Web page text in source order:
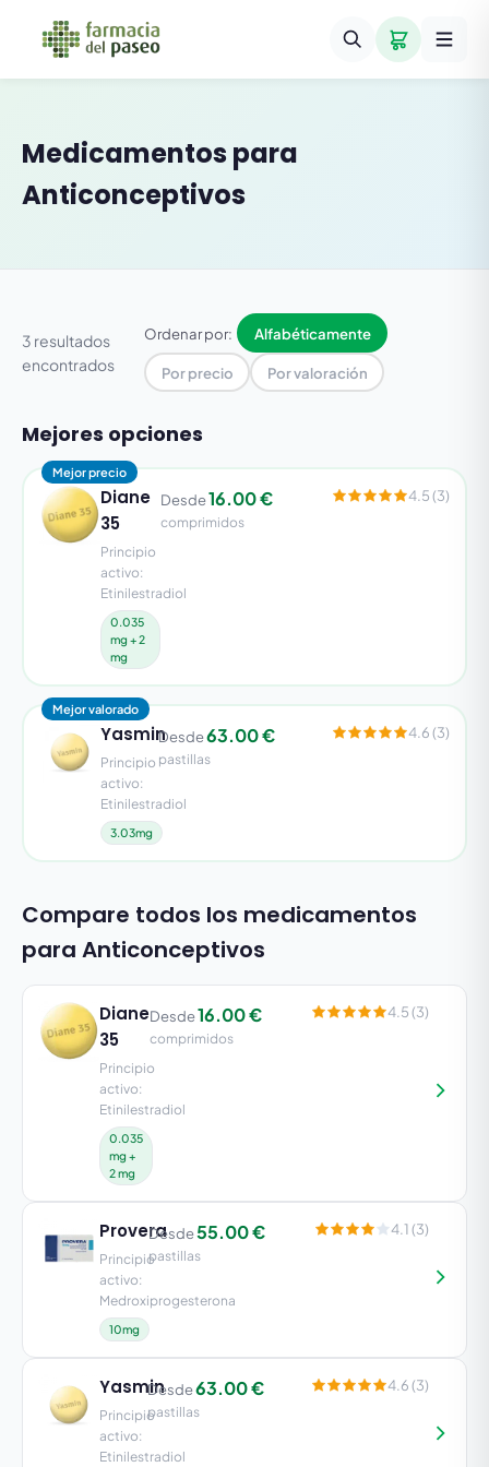
Medicamentos para
Anticonceptivos
3 resultados
encontrados
Ordenar por: Alfabéticamente
Por precio Por valoración
Mejores opciones
Mejor precio
Diane
35
Principio
activo:
Etinilestradiol
0.035
mg + 2
mg
Desde16.00 €
comprimidos
4.5 (3)
Mejor valorado
Yasmin
Principio
activo:
Etinilestradiol
3.03mg
Desde63.00 €
pastillas
4.6 (3)
Compare todos los medicamentos
para Anticonceptivos
Diane
35
Principio
activo:
Etinilestradiol
0.035
mg +
2 mg
Desde16.00 €
comprimidos
4.5 (3)
Yasmin
Principio
activo:
Etinilestradiol
Desde63.00 €
pastillas
4.6 (3)
Provera
Principio
activo:
Medroxiprogesterona
10mg
Desde55.00 €
pastillas
4.1 (3)